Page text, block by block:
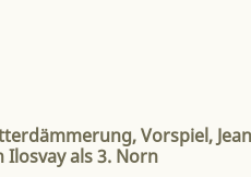
Vorspiel,
Ilosvay als 3. Norn